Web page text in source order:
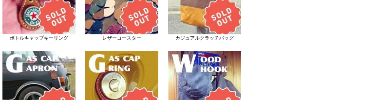
ボトルキャップキーリング レザーコースター カジュアルクラッチバッグ